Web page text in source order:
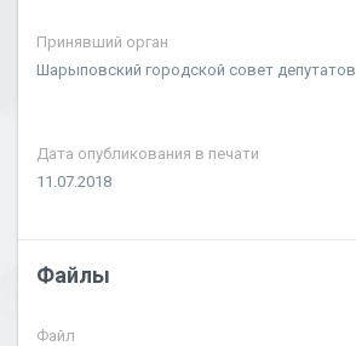
Принявший орган
Шарыповский городской совет депутатов
Дата опубликования в печати
11.07.2018
Файлы
Файл